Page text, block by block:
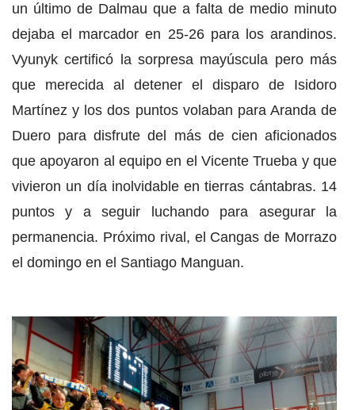
un último de Dalmau que a falta de medio minuto
dejaba el marcador en 25-26 para los arandinos.
Vyunyk certificó la sorpresa mayúscula pero más
que merecida al detener el disparo de Isidoro
Martínez y los dos puntos volaban para Aranda de
Duero para disfrute del más de cien aficionados
que apoyaron al equipo en el Vicente Trueba y que
vivieron un día inolvidable en tierras cántabras. 14
puntos y a seguir luchando para asegurar la
permanencia. Próximo rival, el Cangas de Morrazo
el domingo en el Santiago Manguan.